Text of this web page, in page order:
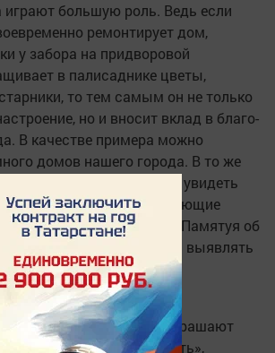
играют большую роль. Ведь если
ремонтирует дом,
у забора на придворовой
в палисаднике цветы,
то тем самым он не только
но и вносит вклад в благо­
В качестве примера можно
домов нашего города. В то же
на каждой улице можно увидеть
дома, навевающие
общую кар­тину. Памятуя об
комиссия взялась выявлять
в городе.
выяв­лено 79 домов в
«Такие дома не украшают
создают пожароопасность»,